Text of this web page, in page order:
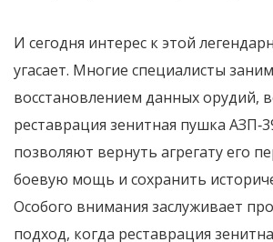
И сегодня интерес к этой
угасает. Многие специалисты
восстановлением данных орудий,
реставрация зенитная пушка
позволяют вернуть агрегату его
боевую мощь и сохранить
Особого внимания заслуживает
подход, когда реставрация